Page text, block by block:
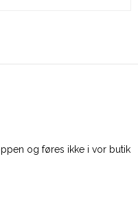
og føres ikke i vor butik